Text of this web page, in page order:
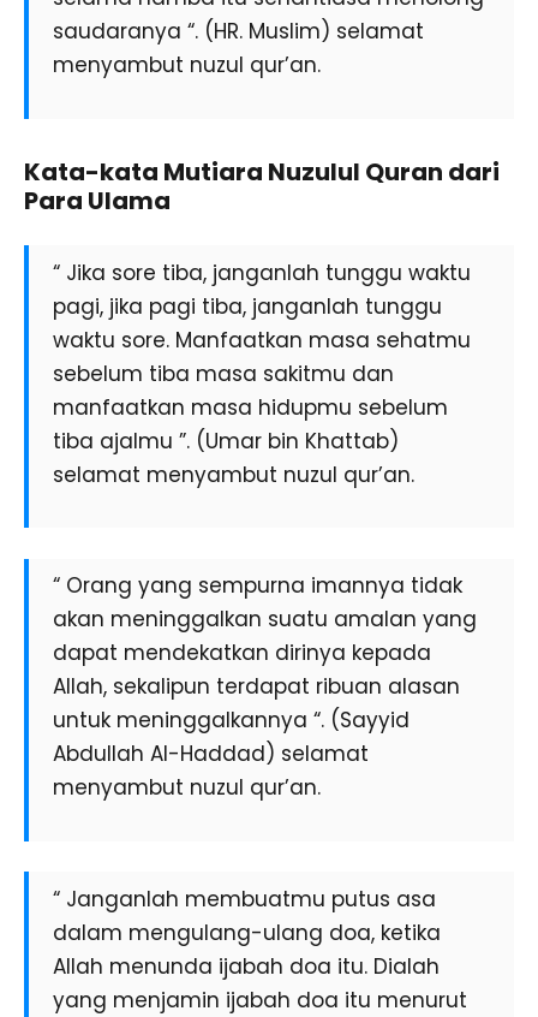
saudaranya “. (HR. Muslim) selamat
menyambut nuzul qur’an.
Kata-kata Mutiara Nuzulul Quran dari
Para Ulama
“ Jika sore tiba, janganlah tunggu waktu
pagi, jika pagi tiba, janganlah tunggu
waktu sore. Manfaatkan masa sehatmu
sebelum tiba masa sakitmu dan
manfaatkan masa hidupmu sebelum
tiba ajalmu ”. (Umar bin Khattab)
selamat menyambut nuzul qur’an.
“ Orang yang sempurna imannya tidak
akan meninggalkan suatu amalan yang
dapat mendekatkan dirinya kepada
Allah, sekalipun terdapat ribuan alasan
untuk meninggalkannya “. (Sayyid
Abdullah Al-Haddad) selamat
menyambut nuzul qur’an.
“ Janganlah membuatmu putus asa
dalam mengulang-ulang doa, ketika
Allah menunda ijabah doa itu. Dialah
yang menjamin ijabah doa itu menurut